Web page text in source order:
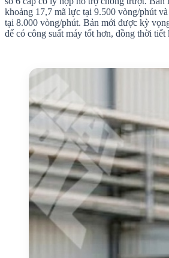
khoảng 17,7 mã lực tại 9.500 vòng/phút
tại 8.000 vòng/phút. Bản mới được kỳ
để có công suất máy tốt hơn, đồng thời